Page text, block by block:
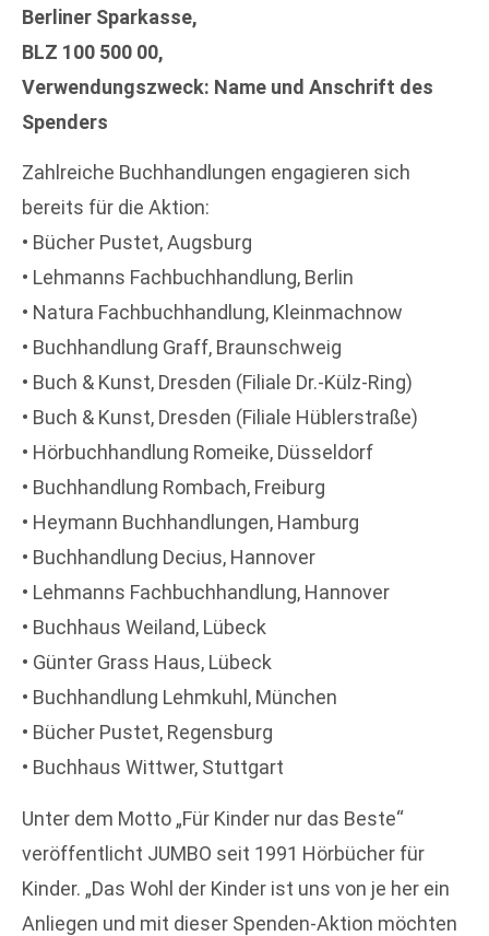
Berliner Sparkasse,
BLZ 100 500 00,
Verwendungszweck: Name und Anschrift des
Spenders
Zahlreiche Buchhandlungen engagieren sich
bereits für die Aktion:
• Bücher Pustet, Augsburg
• Lehmanns Fachbuchhandlung, Berlin
• Natura Fachbuchhandlung, Kleinmachnow
• Buchhandlung Graff, Braunschweig
• Buch & Kunst, Dresden (Filiale Dr.-Külz-Ring)
• Buch & Kunst, Dresden (Filiale Hüblerstraße)
• Hörbuchhandlung Romeike, Düsseldorf
• Buchhandlung Rombach, Freiburg
• Heymann Buchhandlungen, Hamburg
• Buchhandlung Decius, Hannover
• Lehmanns Fachbuchhandlung, Hannover
• Buchhaus Weiland, Lübeck
• Günter Grass Haus, Lübeck
• Buchhandlung Lehmkuhl, München
• Bücher Pustet, Regensburg
• Buchhaus Wittwer, Stuttgart
Unter dem Motto „Für Kinder nur das Beste“
veröffentlicht JUMBO seit 1991 Hörbücher für
Kinder. „Das Wohl der Kinder ist uns von je her ein
Anliegen und mit dieser Spenden-Aktion möchten